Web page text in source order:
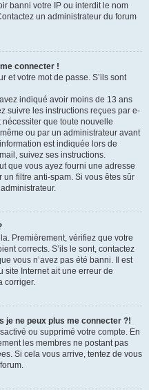
banni votre IP ou interdit le nom
un administrateur du forum
connecter !
et votre mot de passe. S’ils sont
indiqué avoir moins de 13 ans
suivre les instructions reçues par e-
que toute nouvelle
ou par un administrateur avant
est indiquée lors de
suivez ses instructions.
que vous ayez fourni une adresse
un filtre anti-spam. Si vous êtes sûr
Premièrement, vérifiez que votre
corrects. S’ils le sont, contactez
vous n’avez pas été banni. Il est
site Internet ait une erreur de
corriger.
je ne peux plus me connecter ?!
ou supprimé votre compte. En
les membres ne postant pas
Si cela vous arrive, tentez de vous